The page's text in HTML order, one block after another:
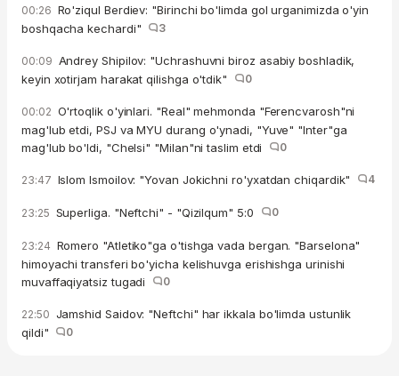
00:26 Ro'ziqul Berdiev: "Birinchi bo'limda gol urganimizda o'yin
boshqacha kechardi"
3
00:09 Andrey Shipilov: "Uchrashuvni biroz asabiy boshladik,
keyin xotirjam harakat qilishga o'tdik"
0
00:02 O'rtoqlik o'yinlari. "Real" mehmonda "Ferencvarosh"ni
mag'lub etdi, PSJ va MYU durang o'ynadi, "Yuve" "Inter"ga
mag'lub bo'ldi, "Chelsi" "Milan"ni taslim etdi
0
23:47 Islom Ismoilov: "Yovan Jokichni ro'yxatdan chiqardik" 4
23:25 Superliga. "Neftchi" - "Qizilqum" 5:0 0
23:24 Romero "Atletiko"ga o'tishga vada bergan. "Barselona"
himoyachi transferi bo'yicha kelishuvga erishishga urinishi
muvaffaqiyatsiz tugadi
0
22:50 Jamshid Saidov: "Neftchi" har ikkala bo'limda ustunlik
qildi"
0